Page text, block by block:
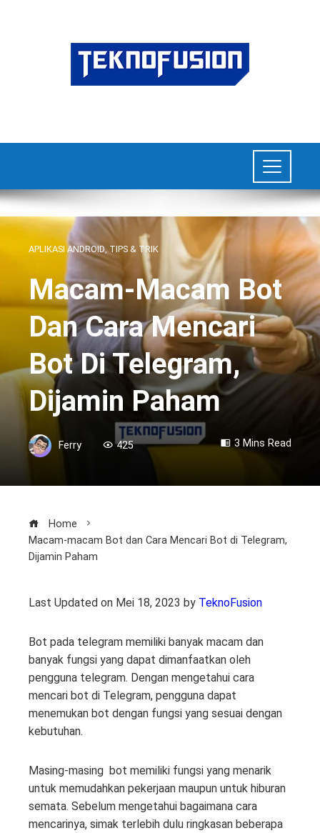
APLIKASI ANDROID,TIPS & TRIK
Macam-Macam Bot
Dan Cara Mencari
Bot Di Telegram,
Dijamin Paham
Ferry 425 3 Mins Read
Home
Macam-macam Bot dan Cara Mencari Bot di Telegram,
Dijamin Paham
Last Updated on Mei 18, 2023 by TeknoFusion
Bot pada telegram memiliki banyak macam dan
banyak fungsi yang dapat dimanfaatkan oleh
pengguna telegram. Dengan mengetahui cara
mencari bot di Telegram, pengguna dapat
menemukan bot dengan fungsi yang sesuai dengan
kebutuhan.
Masing-masing bot memiliki fungsi yang menarik
untuk memudahkan pekerjaan maupun untuk hiburan
semata. Sebelum mengetahui bagaimana cara
mencarinya, simak terlebih dulu ringkasan beberapa